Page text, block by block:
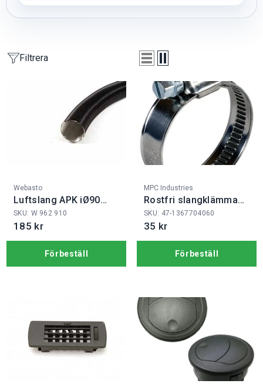
Filtrera
Fabrikat:
Webasto
Luftslang APK iØ90
mm
SKU: W 962 910
185 kr
Förbeställ
Fabrikat:
MPC Industries
Rostfri slangklämma
50-70/12
SKU: 47-1367704060
35 kr
Förbeställ